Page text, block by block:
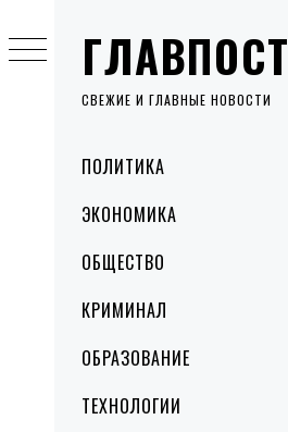
ГЛАВПОСТ
СВЕЖИЕ И ГЛАВНЫЕ НОВОСТИ
MenuПОЛИТИКА
ЭКОНОМИКА
ОБЩЕСТВО
КРИМИНАЛ
ОБРАЗОВАНИЕ
ТЕХНОЛОГИИ
to
content